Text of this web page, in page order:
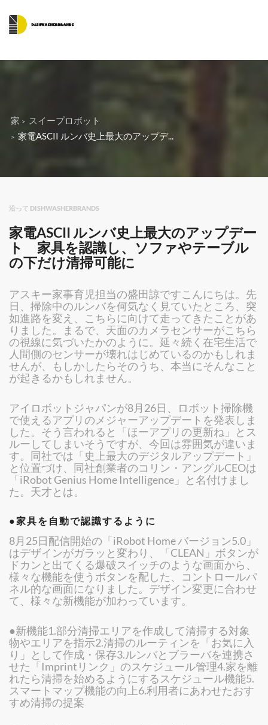
家
スイープロボット
家電ASCII ルンバ史上最大のアップデ...
沿って DISHWASHERBRANDS
家電ASCII ルンバ史上最大のアップデー
ト 家具を認識し、ソファやテーブル
の下だけ清掃可能に
アスキー家事育児担当の盛田諒ですこんにちは。先
日、掃除中のルンバを何気なく見ていたところ、突
如進路を変え、こちらに向けて走ってきたことがあ
りました。まるで、天面のカメラセンサーがこちら
の視線に気づいたかのように。延々続く在宅生活で
人間側のセンサーが壊れはじめているのかもしれま
せんが、もしかしたらそのうち、本当にそんなこと
が起きるかもしれません。
アイロボットジャパンが8月26日、ロボット掃除機
で使えるアプリのメジャーアップデートを発表しま
した。そう言われると「ほーアプリの更新ね」とス
ルーしてしまいそうですが、今回は雰囲気が違いま
す。同社では「史上最大のデジタルアップデート」
と位置づけ、同社創業者のコリン・アングルCEOは
「iRobot Genius Home Intelligence」と名付けまし
た。天才とは。
●家具を自動で認識するように
8月25日配信開始の「iRobot Home バージョン5.0」
はデザインがガラッと変わり、「CLEAN」ボタンが
ドカンと出てくる爆破スイッチのような画面から、
様々な機能を使うボタンを配した、コントロールパ
ネル的な画面になりました。デザイン変更に合わせ
て、様々な新機能が加わっています。
●新機能1.部分清掃エリアを作成して清掃する対象
物やエリアを指示2.清掃のルーティンを「お気に入
り」として作成・保存3.ルンバとブラーバを連携さ
せた「Imprintリンク」のスケジュール管理4.家を離
れたら清掃を始めるようにするスケジュール機能5.
スマートマップ機能の向上6.利用者にあわせたおす
すめ清掃の提案